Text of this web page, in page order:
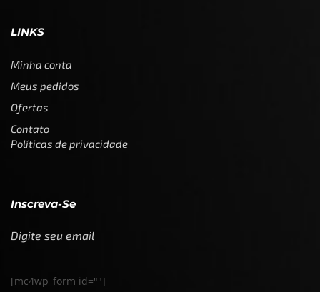
LINKS
Minha conta
Meus pedidos
Ofertas
Contato
Políticas de privacidade
Inscreva-Se
Digite seu email
[mc4wp_form id=""]